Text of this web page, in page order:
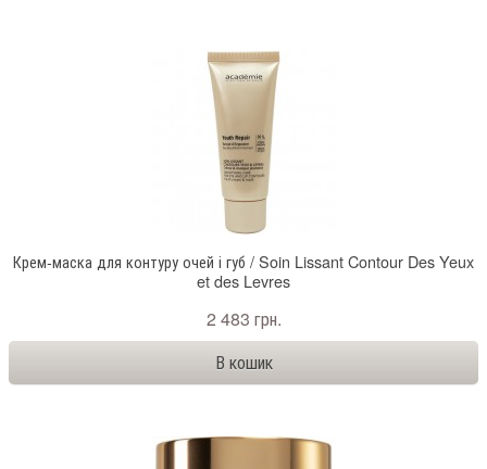
Крем-маска для контуру очей і губ / Soin Lissant Contour Des Yeux
et des Levres
2 483 грн.